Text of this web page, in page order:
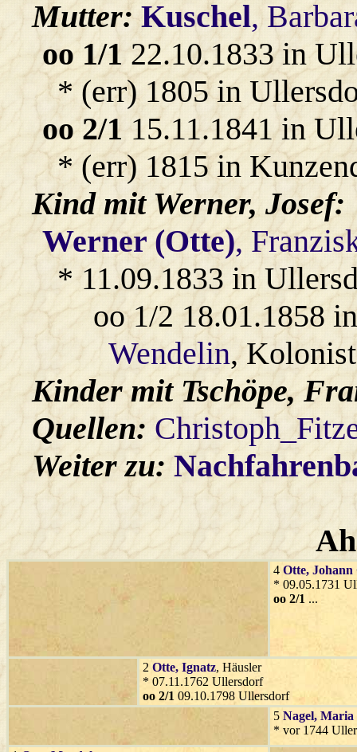
Mutter:Kuschel,
oo 1/122.10.1833 in
* (err) 1805 in
oo 2/115.11.1841 in
* (err) 1815 in
Kind mit Werner, Josef:
Werner (Otte),
* 11.09.1833 in
oo 1/2 18.01.1858
Wendelin,
Kinder mit Tschöpe,
Quellen:
Weiter zu:
4 Otte, Johann
* 09.05.1731
oo 2/1 ...
2 Otte, Ignatz, Häusler
* 07.11.1762 Ullersdorf
oo 2/1 09.10.1798 Ullersdorf
5 Nagel, Maria
* vor 1744